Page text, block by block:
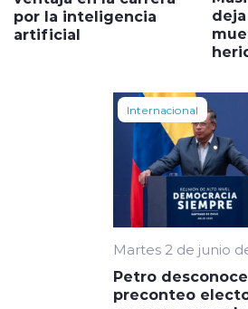
por la inteligencia
artificial
Internacional
Martes 2 de junio
Petro desconoce
preconteo